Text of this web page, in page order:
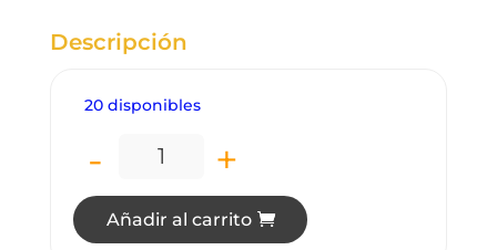
Descripción
20 disponibles
LP3449 FAROL DE PARED NEGRO
- +
Añadir al carrito